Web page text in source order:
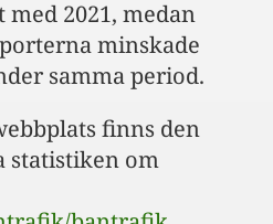
2021, medan
minskade
samma period.
finns den
statistiken om